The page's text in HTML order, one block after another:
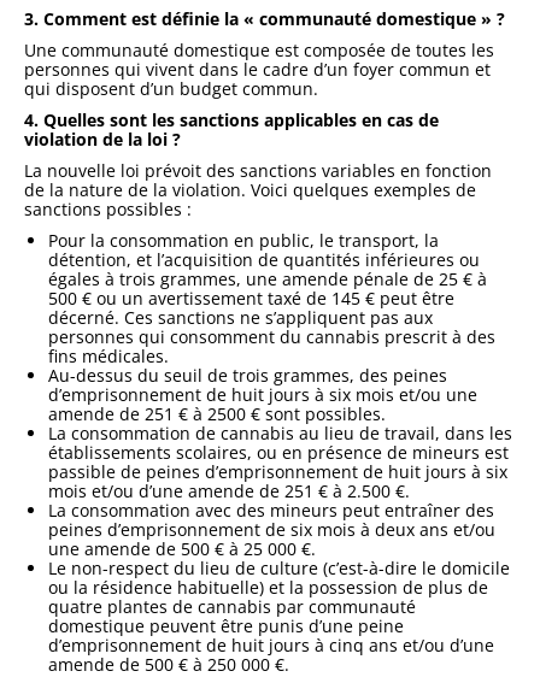
3. Comment est définie la « communauté domestique » ?
Une communauté domestique est composée de toutes les
personnes qui vivent dans le cadre d’un foyer commun et
qui disposent d’un budget commun.
4. Quelles sont les sanctions applicables en cas de
violation de la loi ?
La nouvelle loi prévoit des sanctions variables en fonction
de la nature de la violation. Voici quelques exemples de
sanctions possibles :
Pour la consommation en public, le transport, la
détention, et l’acquisition de quantités inférieures ou
égales à trois grammes, une amende pénale de 25 € à
500 € ou un avertissement taxé de 145 € peut être
décerné. Ces sanctions ne s’appliquent pas aux
personnes qui consomment du cannabis prescrit à des
fins médicales.
Au-dessus du seuil de trois grammes, des peines
d’emprisonnement de huit jours à six mois et/ou une
amende de 251 € à 2500 € sont possibles.
La consommation de cannabis au lieu de travail, dans les
établissements scolaires, ou en présence de mineurs est
passible de peines d’emprisonnement de huit jours à six
mois et/ou d’une amende de 251 € à 2.500 €.
La consommation avec des mineurs peut entraîner des
peines d’emprisonnement de six mois à deux ans et/ou
une amende de 500 € à 25 000 €.
Le non-respect du lieu de culture (c’est-à-dire le domicile
ou la résidence habituelle) et la possession de plus de
quatre plantes de cannabis par communauté
domestique peuvent être punis d’une peine
d’emprisonnement de huit jours à cinq ans et/ou d’une
amende de 500 € à 250 000 €.